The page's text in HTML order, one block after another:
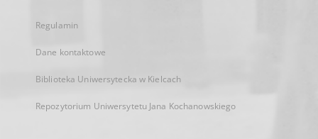
Regulamin
Dane kontaktowe
Biblioteka Uniwersytecka w Kielcach
Repozytorium Uniwersytetu Jana Kochanowskiego